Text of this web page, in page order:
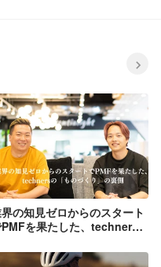
の知見ゼロからのスタート
を果たした、techners